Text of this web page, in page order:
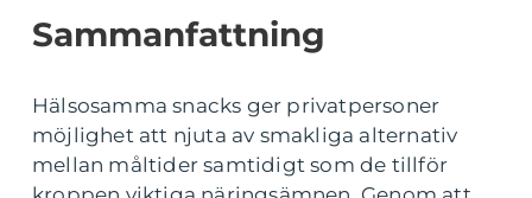
Sammanfattning
Hälsosamma snacks ger privatpersoner
möjlighet att njuta av smakliga alternativ
mellan måltider samtidigt som de tillför